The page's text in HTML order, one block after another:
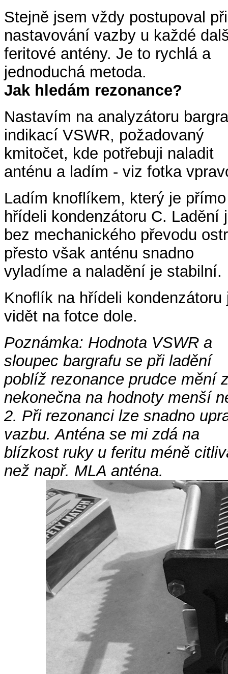
Stejně jsem vždy postupoval při
nastavování vazby u každé
feritové antény. Je to rychlá a
jednoduchá metoda.
Jak hledám rezonance?
Nastavím na analyzátoru
indikací VSWR, požadovaný
kmitočet, kde potřebuji naladit
anténu a ladím - viz fotka
Ladím knoflíkem, který je
hřídeli kondenzátoru C. Ladění
bez mechanického převodu
přesto však anténu snadno
vyladíme a naladění je stabilní.
Knoflík na hřídeli kondenzátoru
vidět na fotce dole.
Poznámka: Hodnota VSWR a
sloupec bargrafu se při ladění
poblíž rezonance prudce mění
nekonečna na hodnoty menší
2. Při rezonanci lze snadno
vazbu. Anténa se mi zdá na
blízkost ruky u feritu méně
než např. MLA anténa.